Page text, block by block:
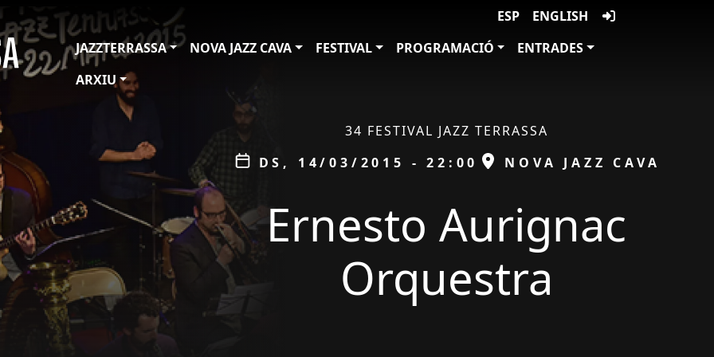
ESP
ENGLISH
JAZZTERRASSA
NOVA JAZZ CAVA FESTIVAL PROGRAMACIÓ
ENTRADES
ARXIU
34 FESTIVAL JAZZ TERRASSA
Data
DS, 14/03/2015 - 22:00 ESPAI
NOVA JAZZ CAVA
Ernesto Aurignac
Orquestra